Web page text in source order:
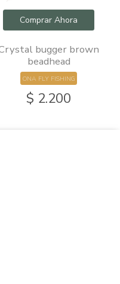
Comprar Ahora
bugger brown
beadhead
ONA FLY FISHING
$ 2.200